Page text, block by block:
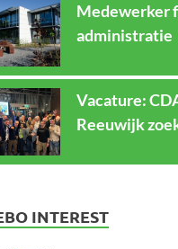
Medewerker
administratie
Vacature:
Reeuwijk
INTEREST